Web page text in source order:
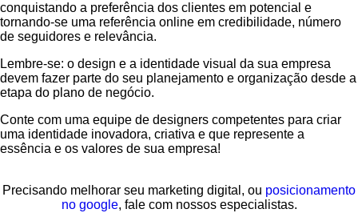
conquistando a preferência dos clientes em potencial e
tornando-se uma referência online em credibilidade, número
de seguidores e relevância.
Lembre-se: o design e a identidade visual da sua empresa
devem fazer parte do seu planejamento e organização desde a
etapa do plano de negócio.
Conte com uma equipe de designers competentes para criar
uma identidade inovadora, criativa e que represente a
essência e os valores de sua empresa!
Precisando melhorar seu marketing digital, ou posicionamento
no google, fale com nossos especialistas.